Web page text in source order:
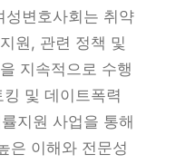
성변호사회는 취약
원, 관련 정책 및
지속적으로 수행
및 데이트폭력
지원 사업을 통해
은 이해와 전문성